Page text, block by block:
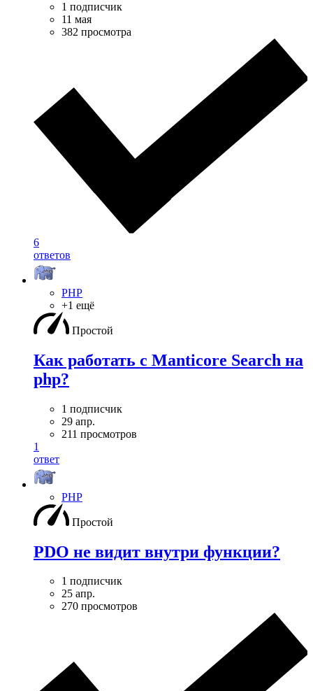
1 подписчик
11 мая
382 просмотра
6
ответов
PHP
+1 ещё
Простой
Как работать с Manticore Search на
php?
1 подписчик
29 апр.
211 просмотров
1
ответ
PHP
Простой
PDO не видит внутри функции?
1 подписчик
25 апр.
270 просмотров